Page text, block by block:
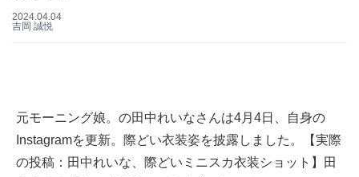
2024.04.04
吉岡 誠悦
元モーニング娘。の田中れいなさんは4月4日、自身の
Instagramを更新。際どい衣装姿を披露しました。【実際
の投稿：田中れいな、際どいミニスカ衣装ショット】田